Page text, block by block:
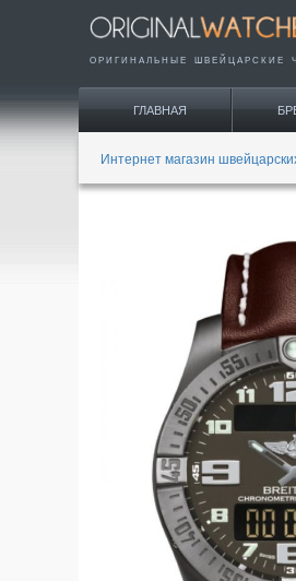
ОРИГИНАЛЬНЫЕ ШВЕЙЦАРСКИЕ
ГЛАВНАЯ
Интернет магазин